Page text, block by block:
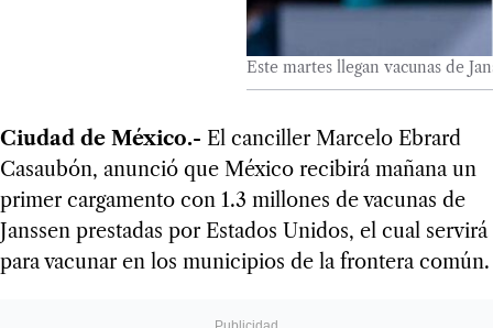
Este martes llegan vacunas de
Ciudad de México.- El canciller Marcelo Ebrard
Casaubón, anunció que México recibirá mañana un
primer cargamento con 1.3 millones de vacunas de
Janssen prestadas por Estados Unidos, el cual servirá
para vacunar en los municipios de la frontera común.